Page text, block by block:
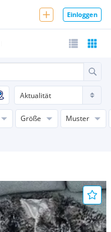
Einloggen
Größe Muster